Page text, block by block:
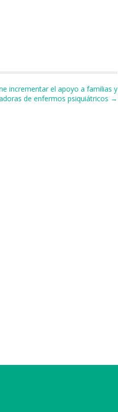
incrementar el apoyo a familias y
de enfermos psiquiátricos →